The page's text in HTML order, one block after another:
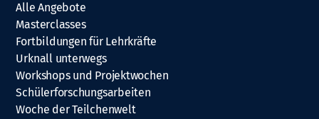
Alle Angebote
Masterclasses
Fortbildungen für Lehrkräfte
Urknall unterwegs
Workshops und Projektwochen
Schülerforschungsarbeiten
Woche der Teilchenwelt